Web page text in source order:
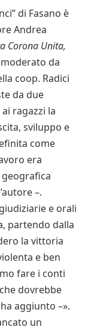
di Fasano è
Andrea
Corona Unita,
da
coop. Radici
da due
ragazzi la
sviluppo e
come
era
–.
e orali
partendo dalla
la vittoria
e ben
fare i conti
dovrebbe
aggiunto –».
un